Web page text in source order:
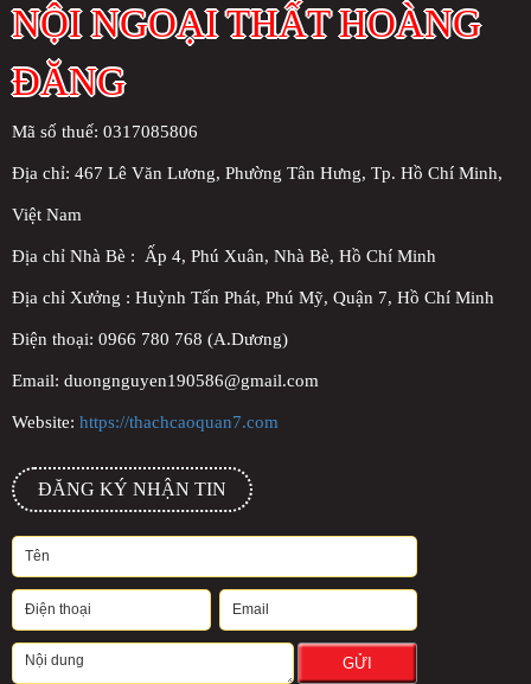
NỘI NGOẠI THẤT HOÀNG
ĐĂNG
Mã số thuế: 0317085806
Địa chỉ: 467 Lê Văn Lương, Phường Tân Hưng, Tp. Hồ Chí Minh,
Việt Nam
Địa chỉ Nhà Bè : Ấp 4, Phú Xuân, Nhà Bè, Hồ Chí Minh
Địa chỉ Xưởng : Huỳnh Tấn Phát, Phú Mỹ, Quận 7, Hồ Chí Minh
Điện thoại: 0966 780 768 (A.Dương)
Email: duongnguyen190586@gmail.com
Website: https://thachcaoquan7.com
ĐĂNG KÝ NHẬN TIN
GỬI